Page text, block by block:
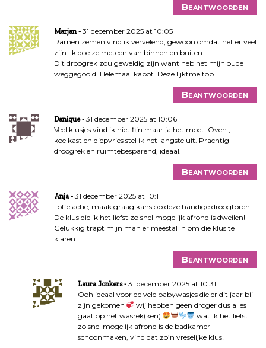
Beantwoorden
Marjan
31 december 2025 at 10:05
Ramen zemen vind ik vervelend, gewoon omdat het er veel
zijn. Ik doe ze meteen van binnen en buiten.
Dit droogrek zou geweldig zijn want heb net mijn oude
weggegooid. Helemaal kapot. Deze lijktme top.
Beantwoorden
Danique
31 december 2025 at 10:06
Veel klusjes vind ik niet fijn maar ja het moet. Oven ,
koelkast en diepvries stel ik het langste uit. Prachtig
droogrek en ruimtebesparend, ideaal.
Beantwoorden
Anja
31 december 2025 at 10:11
Toffe actie, maak graag kans op deze handige droogtoren.
De klus die ik het liefst zo snel mogelijk afrond is dweilen!
Gelukkig trapt mijn man er meestal in om die klus te
klaren
Beantwoorden
Laura Jonkers
31 december 2025 at 10:31
Ooh ideaal voor de vele babywasjes die er dit jaar bij
zijn gekomen
wij hebben geen droger dus alles
gaat op het wasrek(ken)
wat ik het liefst
zo snel mogelijk afrond is de badkamer
schoonmaken, vind dat zo’n vreselijke klus!